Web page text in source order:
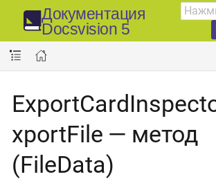
Документация
Docsvision 5
xportFile — метод
(FileData)